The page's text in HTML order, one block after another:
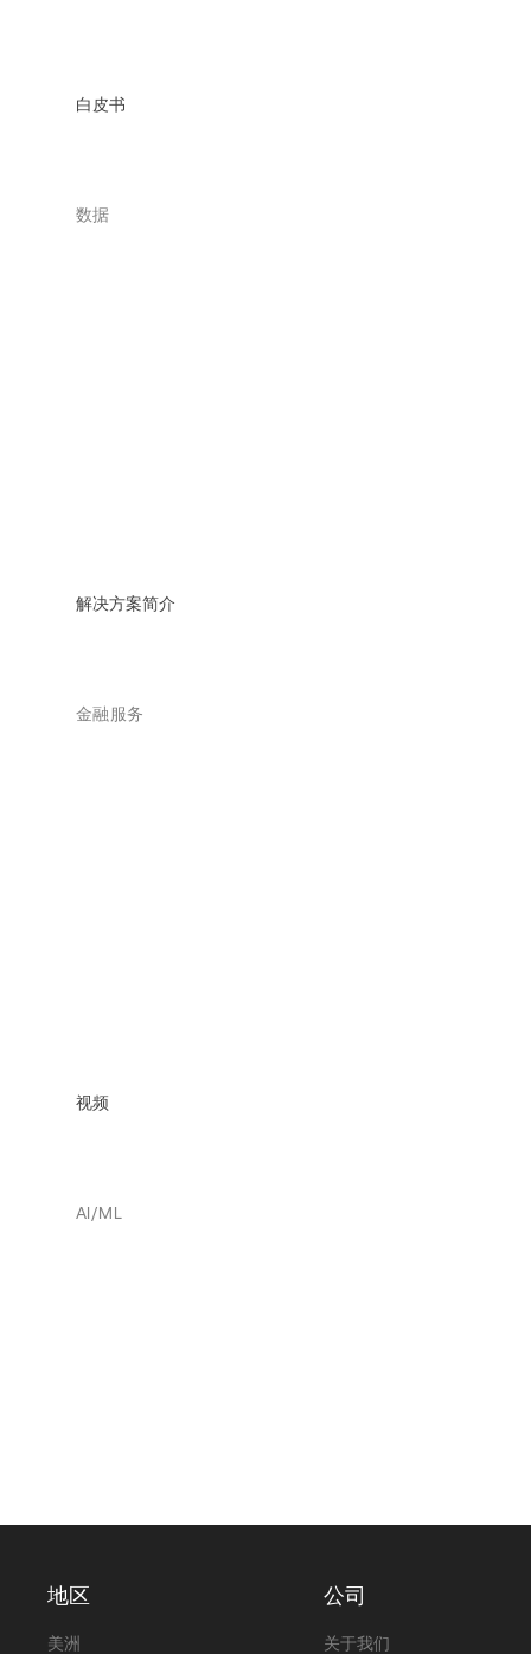
白皮书
数据
解决方案简介
金融服务
视频
AI/ML
地区
美洲
公司
关于我们